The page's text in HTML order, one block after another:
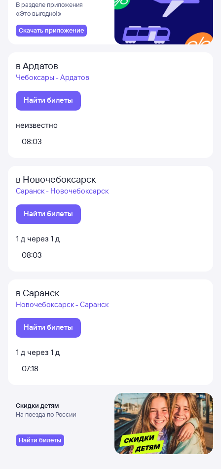
В разделе приложения
«Это выгодно!»
Скачать приложение
в Ардатов
Чебоксары - Ардатов
Найти билеты
неизвестно
08:03
в Новочебоксарск
Саранск - Новочебоксарск
Найти билеты
1 д через 1 д
08:03
в Саранск
Новочебоксарск - Саранск
Найти билеты
1 д через 1 д
07:18
Скидки детям
На поезда по России
Найти билеты